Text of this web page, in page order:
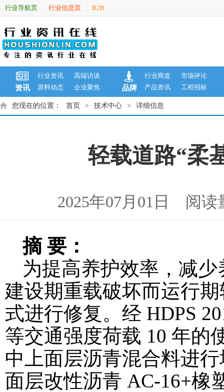
行业导航页 行业信息页 B2B
资讯
行业资讯
高端访谈
原料动态
企业聚焦 品牌
行业商道
市场评论
产品资讯
工程招标
您现在的位置： 首页 > 技术中心 > 详细信息
轻载道路“柔
2025年07月01日 阅
摘 要：
为提高养护效率，减
建设期重载破坏而运行
式进行修复。经 HDPS
等交通强度荷载 10 年的
中上面层沥青混合料进
面层改性沥青 AC-16+橡